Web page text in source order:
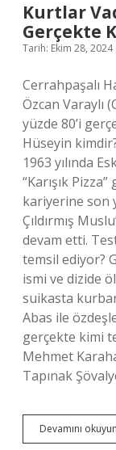
Kurtlar
Gerçekte
Tarih: Ekim 28, 2024
Cerrahpaşalı
Özcan Varaylı
yüzde 80’i
Hüseyin
1963 yılında
“Karışık
kariyerine son
Çıldırmış
devam etti.
temsil ediyor?
ismi ve dizide
suikasta
Abas ile
gerçekte kimi
Mehmet
Tapınak
Devamını okuyun